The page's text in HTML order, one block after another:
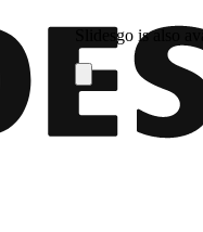
Slidesgo is also